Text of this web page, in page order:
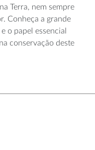
Terra, nem sempre
Conheça a grande
o papel essencial
conservação deste